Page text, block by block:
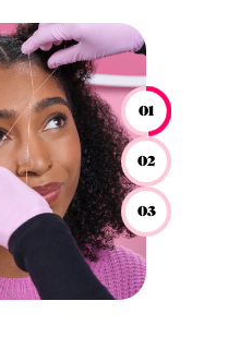
01
02
03